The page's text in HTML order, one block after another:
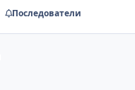
Последователи